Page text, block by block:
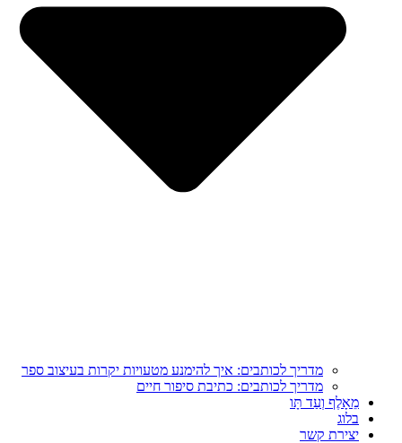
מדריך לכותבים: איך להימנע מטעויות יקרות בעיצוב ספר
מדריך לכותבים: כתיבת סיפור חיים
מֵאָלֶף וְעַד תָּו
בלוג
יצירת קשר